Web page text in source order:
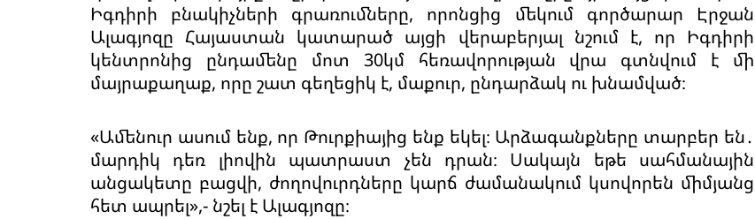
Իգդիրի բնակիչների գրառումները, որոնցից մեկում գործարար Էրջան
Ալագյոզը Հայաստան կատարած այցի վերաբերյալ նշում է, որ Իգդիրի
կենտրոնից ընդամենը մոտ 30կմ հեռավորության վրա գտնվում է մի
մայրաքաղաք, որը շատ գեղեցիկ է, մաքուր, ընդարձակ ու խնամված։
«Ամենուր ասում ենք, որ Թուրքիայից ենք եկել։ Արձագանքները տարբեր են․
մարդիկ դեռ լիովին պատրաստ չեն դրան։ Սակայն եթե սահմանային
անցակետը բացվի, ժողովուրդները կարճ ժամանակում կսովորեն միմյանց
հետ ապրել»,- նշել է Ալագյոզը։